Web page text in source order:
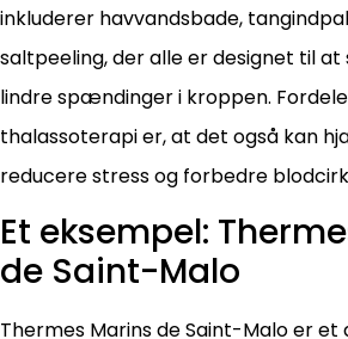
inkluderer havvandsbade,
saltpeeling, der alle er designet til
lindre spændinger i kroppen.
thalassoterapi er, at det også kan
reducere stress og forbedre
Et eksempel:
de Saint-Malo
Thermes Marins de Saint-Malo er